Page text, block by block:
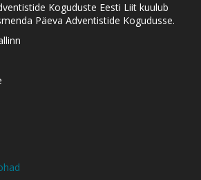
Koguduste Eesti Liit kuulub
Päeva Adventistide Kogudusse.